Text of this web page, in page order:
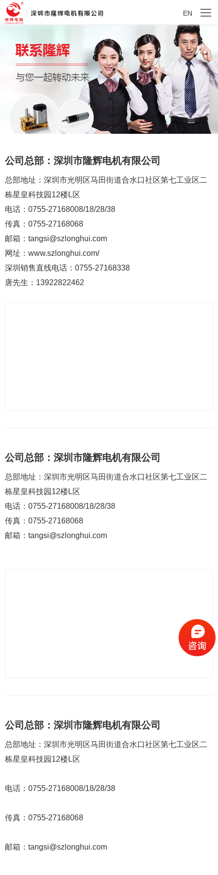
EN
公司总部：深圳市隆辉电机有限公司
总部地址：深圳市光明区马田街道合水口社区第七工业区二
栋星皇科技园12楼L区
电话：0755-27168008/18/28/38
传真：0755-27168068
邮箱：tangsi@szlonghui.com
网址：www.szlonghui.com/
深圳销售直线电话：0755-27168338
唐先生：13922822462
公司总部：深圳市隆辉电机有限公司
总部地址：深圳市光明区马田街道合水口社区第七工业区二
栋星皇科技园12楼L区
电话：0755-27168008/18/28/38
传真：0755-27168068
邮箱：tangsi@szlonghui.com
公司总部：深圳市隆辉电机有限公司
总部地址：深圳市光明区马田街道合水口社区第七工业区二
栋星皇科技园12楼L区
电话：0755-27168008/18/28/38
传真：0755-27168068
邮箱：tangsi@szlonghui.com